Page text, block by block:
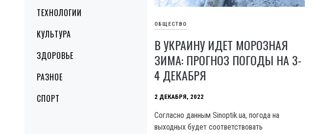
ТЕХНОЛОГИИ
КУЛЬТУРА
ЗДОРОВЬЕ
РАЗНОЕ
СПОРТ
ОБЩЕСТВО
В УКРАИНУ ИДЕТ МОРОЗНАЯ
ЗИМА: ПРОГНОЗ ПОГОДЫ НА 3-
4 ДЕКАБРЯ
2 ДЕКАБРЯ, 2022
Согласно данным Sinoptik.ua, погода на
выходных будет соответствовать